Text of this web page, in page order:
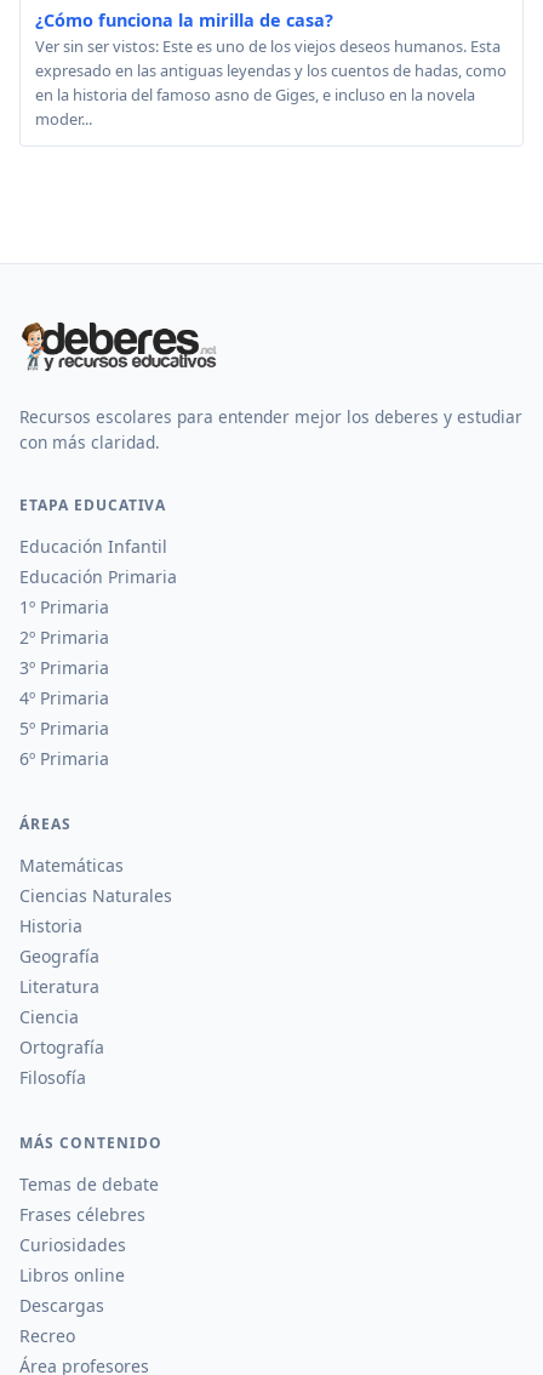
¿Cómo funciona la mirilla de casa?
Ver sin ser vistos: Este es uno de los viejos deseos humanos. Esta
expresado en las antiguas leyendas y los cuentos de hadas, como
en la historia del famoso asno de Giges, e incluso en la novela
moder...
Recursos escolares para entender mejor los deberes y estudiar
con más claridad.
ETAPA EDUCATIVA
Educación Infantil
Educación Primaria
1º Primaria
2º Primaria
3º Primaria
4º Primaria
5º Primaria
6º Primaria
ÁREAS
Matemáticas
Ciencias Naturales
Historia
Geografía
Literatura
Ciencia
Ortografía
Filosofía
MÁS CONTENIDO
Temas de debate
Frases célebres
Curiosidades
Libros online
Descargas
Recreo
Área profesores